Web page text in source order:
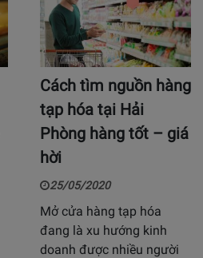
Cách tìm nguồn hàng
tạp hóa tại Hải
Phòng hàng tốt – giá
hời
25/05/2020
Mở cửa hàng tạp hóa
đang là xu hướng kinh
doanh được nhiều người